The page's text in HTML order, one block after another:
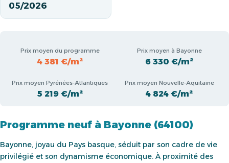
05/2026
Prix moyen du programme
4 381 €/m²
Prix moyen à Bayonne
6 330 €/m²
Prix moyen Pyrénées-Atlantiques
5 219 €/m²
Prix moyen Nouvelle-Aquitaine
4 824 €/m²
Programme neuf à Bayonne (64100)
Bayonne, joyau du Pays basque, séduit par son cadre de vie
privilégié et son dynamisme économique. À proximité des